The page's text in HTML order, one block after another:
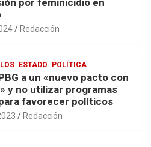
Redacción
ESTADO POLÍTICA
a un «nuevo pacto con
y no utilizar programas
favorecer políticos
Redacción